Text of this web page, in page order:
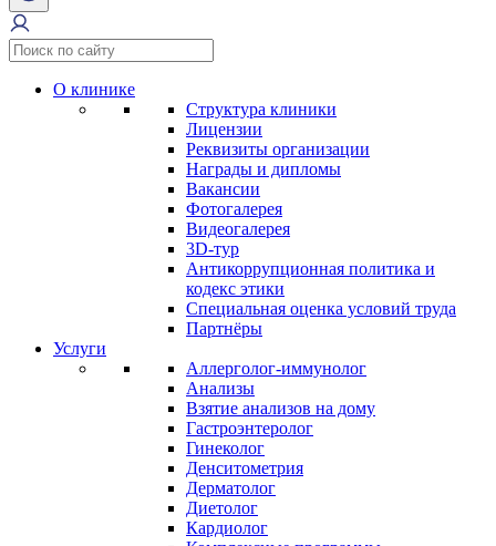
О клинике
Структура клиники
Лицензии
Реквизиты организации
Награды и дипломы
Вакансии
Фотогалерея
Видеогалерея
3D-тур
Антикоррупционная политика и
кодекс этики
Специальная оценка условий труда
Партнёры
Услуги
Аллерголог-иммунолог
Анализы
Взятие анализов на дому
Гастроэнтеролог
Гинеколог
Денситометрия
Дерматолог
Диетолог
Кардиолог